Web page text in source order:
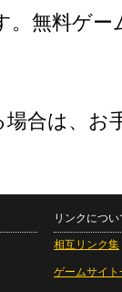
無料ゲー
合は、お
リンクについ
相互リンク集
ゲームサイト